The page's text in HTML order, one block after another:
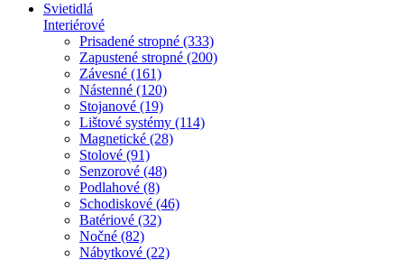
Svietidlá
Interiérové
Prisadené stropné (333)
Zapustené stropné (200)
Závesné (161)
Nástenné (120)
Stojanové (19)
Lištové systémy (114)
Magnetické (28)
Stolové (91)
Senzorové (48)
Podlahové (8)
Schodiskové (46)
Batériové (32)
Nočné (82)
Nábytkové (22)